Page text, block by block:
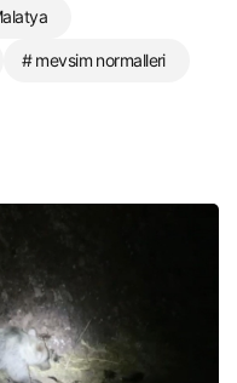
# mevsim normalleri